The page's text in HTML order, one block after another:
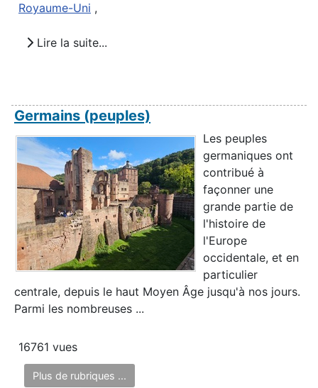
Royaume-Uni ,
Lire la suite...
Germains (peuples)
Les peuples
germaniques ont
contribué à
façonner une
grande partie de
l'histoire de
l'Europe
occidentale, et en
particulier
centrale, depuis le haut Moyen Âge jusqu'à nos jours.
Parmi les nombreuses ...
16761 vues
Plus de rubriques ...